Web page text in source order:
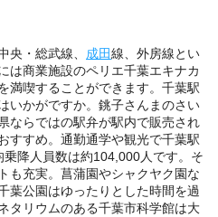
央・総武線、 成田線、外房線とい
は商業施設のペリエ千葉エキナカ
満喫することができます。千葉駅
いかがですか。銚子さんまのさい
ならではの駅弁が駅内で販売され
すすめ。通勤通学や観光で千葉駅
降人員数は約104,000人です。そ
も充実。菖蒲園やシャクヤク園な
葉公園はゆったりとした時間を過
タリウムのある千葉市科学館は大